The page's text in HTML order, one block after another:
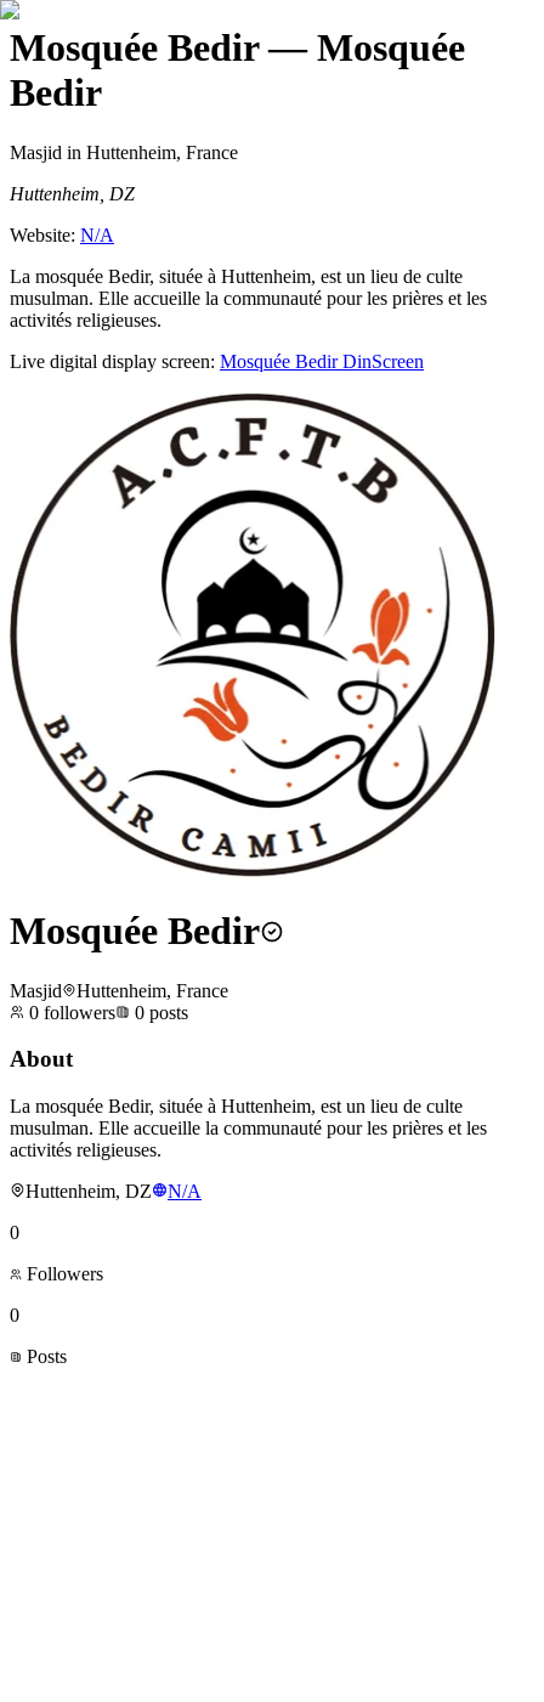
Mosquée Bedir— Mosquée
Bedir
Masjid in Huttenheim, France
Huttenheim, DZ
Website: N/A
La mosquée Bedir, située à Huttenheim, est un lieu de culte
musulman. Elle accueille la communauté pour les prières et les
activités religieuses.
Live digital display screen: Mosquée BedirDinScreen
Mosquée Bedir
Masjid
Huttenheim, France
0 followers 0 posts
About
La mosquée Bedir, située à Huttenheim, est un lieu de culte
musulman. Elle accueille la communauté pour les prières et les
activités religieuses.
Huttenheim, DZ
N/A
0
Followers
0
Posts